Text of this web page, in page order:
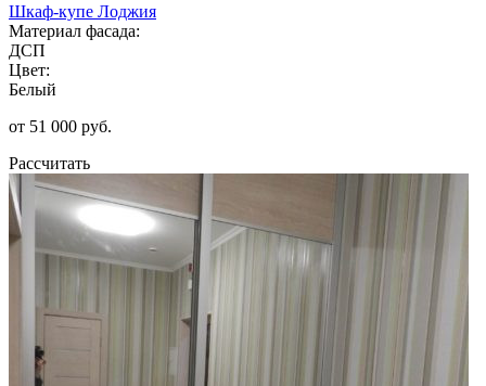
Шкаф-купе Лоджия
Материал фасада:
ДСП
Цвет:
Белый
от 51 000 руб.
Рассчитать